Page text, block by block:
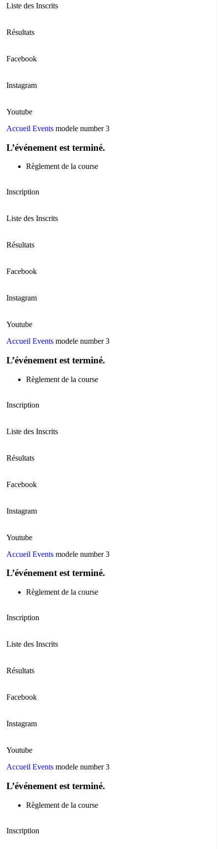
Liste des Inscrits
Résultats
Facebook
Instagram
Youtube
Accueil Events modele number 3
L’événement est terminé.
Règlement de la course
Inscription
Liste des Inscrits
Résultats
Facebook
Instagram
Youtube
Accueil Events modele number 3
L’événement est terminé.
Règlement de la course
Inscription
Liste des Inscrits
Résultats
Facebook
Instagram
Youtube
Accueil Events modele number 3
L’événement est terminé.
Règlement de la course
Inscription
Liste des Inscrits
Résultats
Facebook
Instagram
Youtube
Accueil Events modele number 3
L’événement est terminé.
Règlement de la course
Inscription